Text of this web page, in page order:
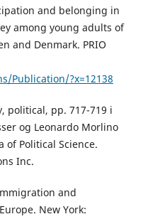
and belonging in
among young adults of
and Denmark. PRIO
Publication/?x=12138
political, pp. 717-719 i
og Leonardo Morlino
of Political Science.
Inc.
and
New York: